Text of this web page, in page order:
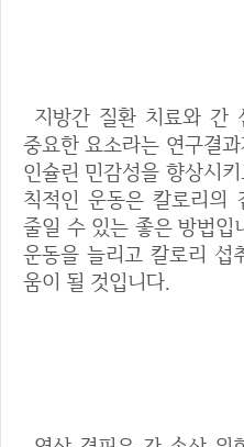
지방간 질환 치료와 간 섬유화 예방에 체중 감소가
중요한 요소라는 연구결
인슐린 민감성을 향상시
칙적인 운동은 칼로리의
줄일 수 있는 좋은 방법입
운동을 늘리고 칼로리 섭
움이 될 것입니다.